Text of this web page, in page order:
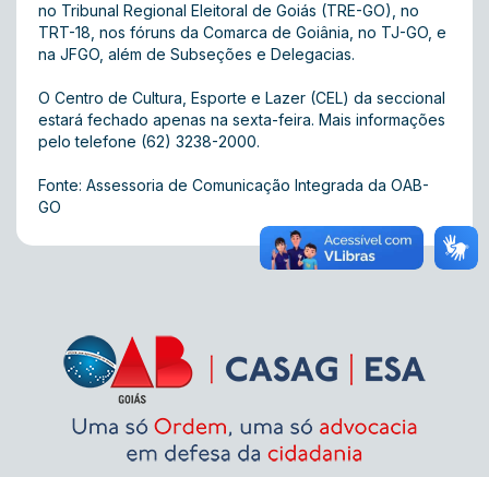
no Tribunal Regional Eleitoral de Goiás (TRE-GO), no
TRT-18, nos fóruns da Comarca de Goiânia, no TJ-GO, e
na JFGO, além de Subseções e Delegacias.
O Centro de Cultura, Esporte e Lazer (CEL) da seccional
estará fechado apenas na sexta-feira. Mais informações
pelo telefone (62) 3238-2000.
Fonte: Assessoria de Comunicação Integrada da OAB-
GO